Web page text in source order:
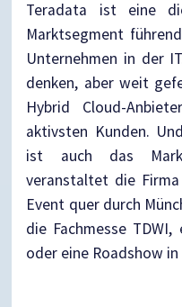
Teradata ist eine
Marktsegment
Unternehmen in der
denken, aber weit
Hybrid Cloud-
aktivsten Kunden.
ist auch das
veranstaltet die
Event quer durch
die Fachmesse
oder eine Roadshow